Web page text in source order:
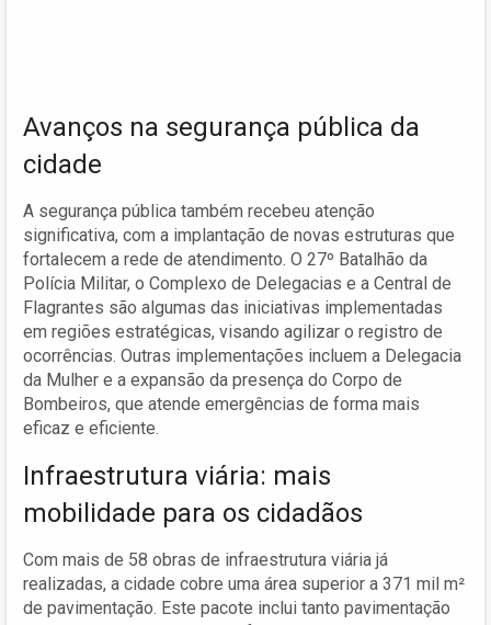
Avanços na segurança pública da
cidade
A segurança pública também recebeu atenção
significativa, com a implantação de novas estruturas que
fortalecem a rede de atendimento. O 27º Batalhão da
Polícia Militar, o Complexo de Delegacias e a Central de
Flagrantes são algumas das iniciativas implementadas
em regiões estratégicas, visando agilizar o registro de
ocorrências. Outras implementações incluem a Delegacia
da Mulher e a expansão da presença do Corpo de
Bombeiros, que atende emergências de forma mais
eficaz e eficiente.
Infraestrutura viária: mais
mobilidade para os cidadãos
Com mais de 58 obras de infraestrutura viária já
realizadas, a cidade cobre uma área superior a 371 mil m²
de pavimentação. Este pacote inclui tanto pavimentação